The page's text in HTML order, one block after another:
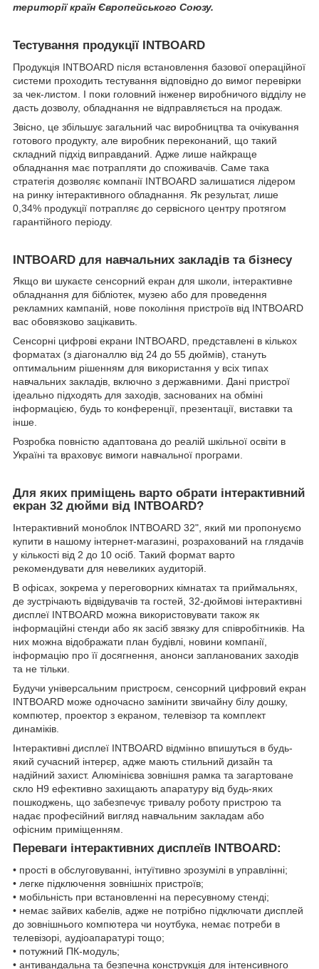
території країн Європейського Союзу.
Тестування продукції INTBOARD
Продукція INTBOARD після встановлення базової операційної
системи проходить тестування відповідно до вимог перевірки
за чек-листом. І поки головний інженер виробничого відділу не
дасть дозволу, обладнання не відправляється на продаж.
Звісно, це збільшує загальний час виробництва та очікування
готового продукту, але виробник переконаний, що такий
складний підхід виправданий. Адже лише найкраще
обладнання має потрапляти до споживачів. Саме така
стратегія дозволяє компанії INTBOARD залишатися лідером
на ринку інтерактивного обладнання. Як результат, лише
0,34% продукції потрапляє до сервісного центру протягом
гарантійного періоду.
INTBOARD для навчальних закладів та бізнесу
Якщо ви шукаєте сенсорний екран для школи, інтерактивне
обладнання для бібліотек, музею або для проведення
рекламних кампаній, нове покоління пристроїв від INTBOARD
вас обовязково зацікавить.
Сенсорні цифрові екрани INTBOARD, представлені в кількох
форматах (з діагоналлю від 24 до 55 дюймів), стануть
оптимальним рішенням для використання у всіх типах
навчальних закладів, включно з державними. Дані пристрої
ідеально підходять для заходів, заснованих на обміні
інформацією, будь то конференції, презентації, виставки та
інше.
Розробка повністю адаптована до реалій шкільної освіти в
Україні та враховує вимоги навчальної програми.
Для яких приміщень варто обрати інтерактивний
екран 32 дюйми від INTBOARD?
Інтерактивний моноблок INTBOARD 32", який ми пропонуємо
купити в нашому інтернет-магазині, розрахований на глядачів
у кількості від 2 до 10 осіб. Такий формат варто
рекомендувати для невеликих аудиторій.
В офісах, зокрема у переговорних кімнатах та приймальнях,
де зустрічають відвідувачів та гостей, 32-дюймові інтерактивні
дисплеї INTBOARD можна використовувати також як
інформаційні стенди або як засіб звязку для співробітників. На
них можна відображати план будівлі, новини компанії,
інформацію про її досягнення, анонси запланованих заходів
та не тільки.
Будучи універсальним пристроєм, сенсорний цифровий екран
INTBOARD може одночасно замінити звичайну білу дошку,
компютер, проектор з екраном, телевізор та комплект
динаміків.
Інтерактивні дисплеї INTBOARD відмінно впишуться в будь-
який сучасний інтерєр, адже мають стильний дизайн та
надійний захист. Алюмінієва зовнішня рамка та загартоване
скло Н9 ефективно захищають апаратуру від будь-яких
пошкоджень, що забезпечує тривалу роботу пристрою та
надає професійний вигляд навчальним закладам або
офісним приміщенням.
Переваги інтерактивних дисплеїв INTBOARD:
• прості в обслуговуванні, інтуїтивно зрозумілі в управлінні;
• легке підключення зовнішніх пристроїв;
• мобільність при встановленні на пересувному стенді;
• немає зайвих кабелів, адже не потрібно підключати дисплей
до зовнішнього компютера чи ноутбука, немає потреби в
телевізорі, аудіоапаратурі тощо;
• потужний ПК-модуль;
• антивандальна та безпечна конструкція для інтенсивного